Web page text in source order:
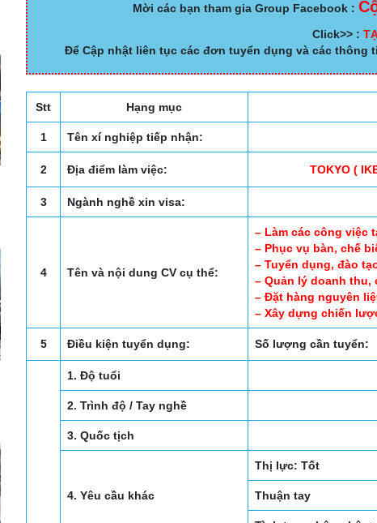
Mời các bạn tham gia Group Facebook :
Click>> :
Để Cập nhật liên tục các đơn tuyển dụng và các
Stt Hạng mục
1 Tên xí nghiệp tiếp nhận:
2 Địa điểm làm việc: TOKYO (
3 Ngành nghề xin visa:
4 Tên và nội dung CV cụ thể:
– Làm các công việc
– Phục vụ bàn, chế
– Tuyển dụng, đào
– Quản lý doanh thu,
– Đặt hàng nguyên
– Xây dựng chiến
5 Điều kiện tuyển dụng: Số lượng cần tuyển:
1. Độ tuổi
2. Trình độ / Tay nghề
3. Quốc tịch
4. Yêu cầu khác
Thị lực: Tốt
Thuận tay